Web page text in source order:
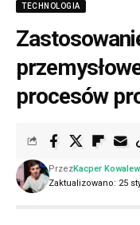
TECHNOLOGIA
procesów
Zaktualizowano: 25
PrzezKacper